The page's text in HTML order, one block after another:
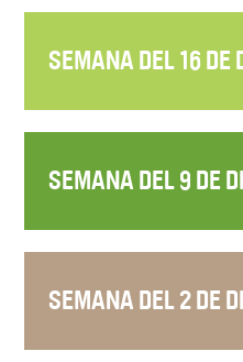
SEMANA DEL 16
SEMANA DEL 9 DE
SEMANA DEL 2 DE